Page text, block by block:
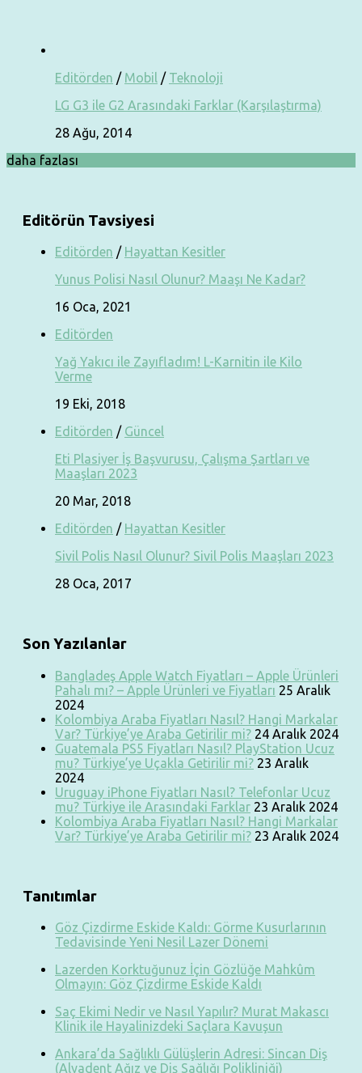
Editörden / Mobil / Teknoloji
LG G3 ile G2 Arasındaki Farklar (Karşılaştırma)
28 Ağu, 2014
daha fazlası
Editörün Tavsiyesi
Editörden / Hayattan Kesitler
Yunus Polisi Nasıl Olunur? Maaşı Ne Kadar?
16 Oca, 2021
Editörden
Yağ Yakıcı ile Zayıfladım! L-Karnitin ile Kilo
Verme
19 Eki, 2018
Editörden / Güncel
Eti Plasiyer İş Başvurusu, Çalışma Şartları ve
Maaşları 2023
20 Mar, 2018
Editörden / Hayattan Kesitler
Sivil Polis Nasıl Olunur? Sivil Polis Maaşları 2023
28 Oca, 2017
Son Yazılanlar
Bangladeş Apple Watch Fiyatları – Apple Ürünleri
Pahalı mı? – Apple Ürünleri ve Fiyatları 25 Aralık
2024
Kolombiya Araba Fiyatları Nasıl? Hangi Markalar
Var? Türkiye’ye Araba Getirilir mi? 24 Aralık 2024
Guatemala PS5 Fiyatları Nasıl? PlayStation Ucuz
mu? Türkiye’ye Uçakla Getirilir mi? 23 Aralık
2024
Uruguay iPhone Fiyatları Nasıl? Telefonlar Ucuz
mu? Türkiye ile Arasındaki Farklar 23 Aralık 2024
Kolombiya Araba Fiyatları Nasıl? Hangi Markalar
Var? Türkiye’ye Araba Getirilir mi? 23 Aralık 2024
Tanıtımlar
Göz Çizdirme Eskide Kaldı: Görme Kusurlarının
Tedavisinde Yeni Nesil Lazer Dönemi
Lazerden Korktuğunuz İçin Gözlüğe Mahkûm
Olmayın: Göz Çizdirme Eskide Kaldı
Saç Ekimi Nedir ve Nasıl Yapılır? Murat Makascı
Klinik ile Hayalinizdeki Saçlara Kavuşun
Ankara’da Sağlıklı Gülüşlerin Adresi: Sincan Diş
(Alyadent Ağız ve Diş Sağlığı Polikliniği)